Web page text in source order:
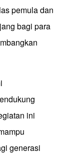
pemula dan
bagi para
ini
generasi